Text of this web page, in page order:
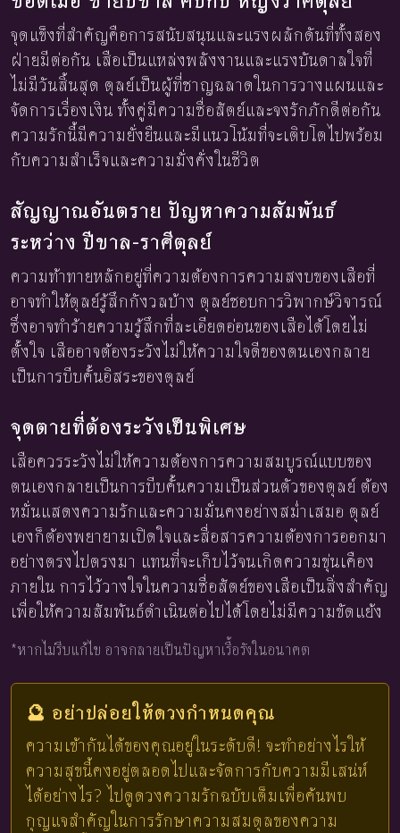
จุดแข็งที่สำคัญคือการสนับสนุนและแรงผลักดันที่ทั้งสอง
ฝ่ายมีต่อกัน เสือเป็นแหล่งพลังงานและแรงบันดาลใจที่
ไม่มีวันสิ้นสุด ตุลย์เป็นผู้ที่ชาญฉลาดในการวางแผนและ
จัดการเรื่องเงิน ทั้งคู่มีความซื่อสัตย์และจงรักภักดีต่อกัน
ความรักนี้มีความยั่งยืนและมีแนวโน้มที่จะเติบโตไปพร้อม
กับความสำเร็จและความมั่งคั่งในชีวิต
สัญญาณอันตราย ปัญหาความสัมพันธ์
ระหว่าง ปีขาล-ราศีตุลย์
ความท้าทายหลักอยู่ที่ความต้องการความสงบของเสือที่
อาจทำให้ตุลย์รู้สึกกังวลบ้าง ตุลย์ชอบการวิพากษ์วิจารณ์
ซึ่งอาจทำร้ายความรู้สึกที่ละเอียดอ่อนของเสือได้โดยไม่
ตั้งใจ เสืออาจต้องระวังไม่ให้ความใจดีของตนเองกลาย
เป็นการบีบคั้นอิสระของตุลย์
จุดตายที่ต้องระวังเป็นพิเศษ
เสือควรระวังไม่ให้ความต้องการความสมบูรณ์แบบของ
ตนเองกลายเป็นการบีบคั้นความเป็นส่วนตัวของตุลย์ ต้อง
หมั่นแสดงความรักและความมั่นคงอย่างสม่ำเสมอ ตุลย์
เองก็ต้องพยายามเปิดใจและสื่อสารความต้องการออกมา
อย่างตรงไปตรงมา แทนที่จะเก็บไว้จนเกิดความขุ่นเคือง
ภายใน การไว้วางใจในความซื่อสัตย์ของเสือเป็นสิ่งสำคัญ
เพื่อให้ความสัมพันธ์ดำเนินต่อไปได้โดยไม่มีความขัดแย้ง
*หากไม่รีบแก้ไข อาจกลายเป็นปัญหาเรื้อรังในอนาคต
🔮 อย่าปล่อยให้ดวงกำหนดคุณ
ความเข้ากันได้ของคุณอยู่ในระดับดี! จะทำอย่างไรให้
ความสุขนี้คงอยู่ตลอดไปและจัดการกับความมีเสน่ห์
ได้อย่างไร? ไปดูดวงความรักฉบับเต็มเพื่อค้นพบ
กุญแจสำคัญในการรักษาความสมดุลของความ